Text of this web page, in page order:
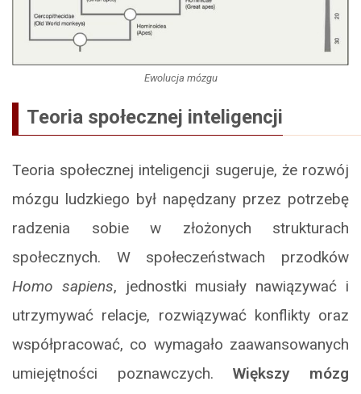
Ewolucja mózgu
Teoria społecznej inteligencji
Teoria społecznej inteligencji sugeruje, że rozwój
mózgu ludzkiego był napędzany przez potrzebę
radzenia sobie w złożonych strukturach
społecznych. W społeczeństwach przodków
Homo sapiens, jednostki musiały nawiązywać i
utrzymywać relacje, rozwiązywać konflikty oraz
współpracować, co wymagało zaawansowanych
umiejętności poznawczych.Większy mózg